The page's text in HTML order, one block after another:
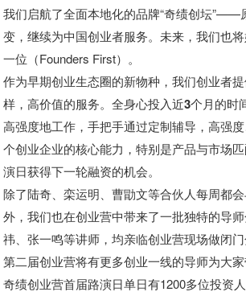
我们启航了全面本地化的品牌“奇绩创坛”——
变，继续为中国创业者服务。未来，我们也
一位（Founders First）。
作为早期创业生态圈的新物种，我们创业者
样，高价值的服务。全身心投入近3个月的时
高强度地工作，手把手通过定制辅导，高强
个创业企业的核心能力，特别是产品与市场
演日获得下一轮融资的机会。
除了陆奇、栾运明、曹勖文等合伙人每周都
外，我们也在创业营中带来了一批独特的导师
祎、张一鸣等讲师，均亲临创业营现场做闭门
第二届创业营将有更多创业一线的导师为大家
奇绩创业营首届路演日单日有1200多位投资